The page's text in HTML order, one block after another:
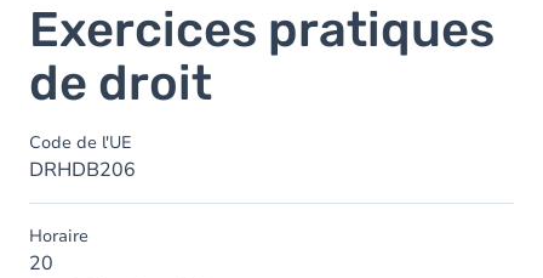
Exercices pratiques
de droit
Code de l'UE
DRHDB206
Horaire
20